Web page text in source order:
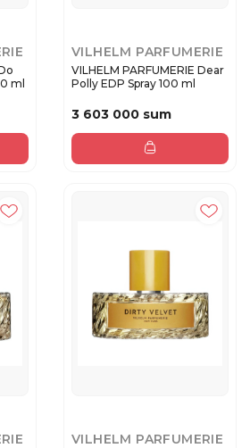
ml
VILHELM PARFUMERIE
VILHELM PARFUMERIE Dear
Polly EDP Spray 100 ml
3 603 000 sum
VILHELM PARFUMERIE